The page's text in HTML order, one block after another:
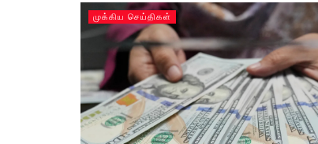
முக்கிய செய்திகள்